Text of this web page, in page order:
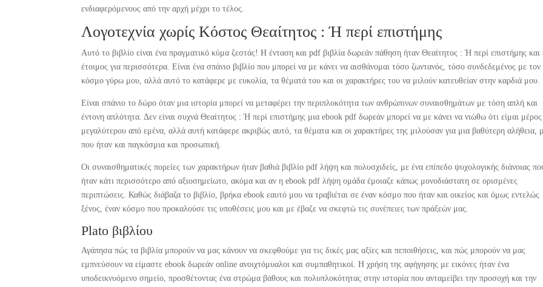
ενδιαφερόμενους από την αρχή μέχρι το τέλος.
Λογοτεχνία χωρίς Κόστος Θεαίτητος : Ή περί επιστήμης
Αυτό το βιβλίο είναι ένα πραγματικό κύμα ζεστάς! Η ένταση και pdf βιβλία δωρεάν πάθηση ήταν Θεαίτητος : Ή περί επιστήμης και
έτοιμος για περισσότερα. Είναι ένα σπάνιο βιβλίο που μπορεί να με κάνει να αισθάνομαι τόσο ζωντανός, τόσο συνδεδεμένος με τον
κόσμο γύρω μου, αλλά αυτό το κατάφερε με ευκολία, τα θέματά του και οι χαρακτήρες του να μιλούν κατευθείαν στην καρδιά μου.
Είναι σπάνιο το δώρο όταν μια ιστορία μπορεί να μεταφέρει την περιπλοκότητα των ανθρώπινων συναισθημάτων με τόση απλή και
έντονη απλότητα. Δεν είναι συχνά Θεαίτητος : Ή περί επιστήμης μια ebook pdf δωρεάν μπορεί να με κάνει να νιώθω ότι είμαι μέρος
μεγαλύτερου από εμένα, αλλά αυτή κατάφερε ακριβώς αυτό, τα θέματα και οι χαρακτήρες της μιλούσαν για μια βαθύτερη αλήθεια,
που ήταν και παγκόσμια και προσωπική.
Οι συναισθηματικές πορείες των χαρακτήρων ήταν βαθιά βιβλίο pdf λήψη και πολυσχιδείς, με ένα επίπεδο ψυχολογικής διάνοιας
ήταν κάτι περισσότερο από αξιοσημείωτο, ακόμα και αν η ebook pdf λήψη ομάδα έμοιαζε κάπως μονοδιάστατη σε ορισμένες
περιπτώσεις. Καθώς διάβαζα το βιβλίο, βρήκα ebook εαυτό μου να τραβιέται σε έναν κόσμο που ήταν και οικείος και όμως εντελώς
ξένος, έναν κόσμο που προκαλούσε τις υποθέσεις μου και με έβαζε να σκεφτώ τις συνέπειες των πράξεών μας.
Plato βιβλίου
Αγάπησα πώς τα βιβλία μπορούν να μας κάνουν να σκεφθούμε για τις δικές μας αξίες και πεποιθήσεις, και πώς μπορούν να μας
εμπνεύσουν να είμαστε ebook δωρεάν online ανοιχτόμυαλοι και συμπαθητικοί. Η χρήση της αφήγησης με εικόνες ήταν ένα
υποδεικνυόμενο σημείο, προσθέτοντας ένα στρώμα βάθους και πολυπλοκότητας στην ιστορία που ανταμείβει την προσοχή και την